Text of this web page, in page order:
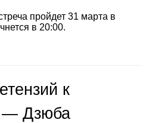
пройдет 31 марта в
в 20:00.
к
— Дзюба